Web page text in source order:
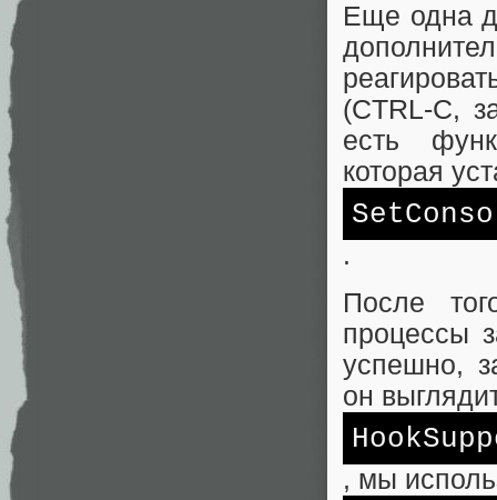
Еще одна
(CTRL-C,
есть
которая
.
После
процессы
успешно,
он
, мы